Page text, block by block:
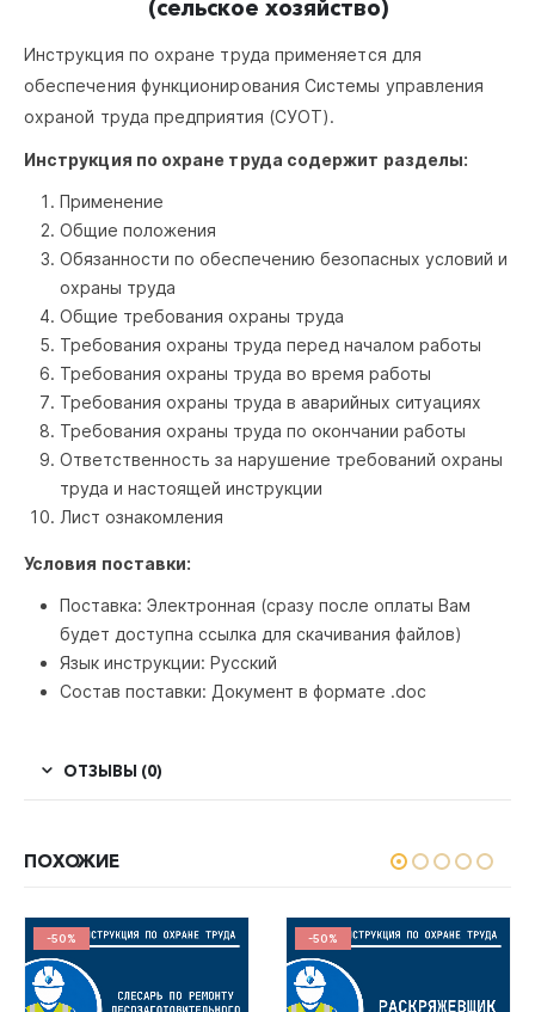
(сельское хозяйство)
Инструкция по охране труда применяется для
обеспечения функционирования Системы управления
охраной труда предприятия (СУОТ).
Инструкция по охране труда содержит разделы:
Применение
Общие положения
Обязанности по обеспечению безопасных условий и
охраны труда
Общие требования охраны труда
Требования охраны труда перед началом работы
Требования охраны труда во время работы
Требования охраны труда в аварийных ситуациях
Требования охраны труда по окончании работы
Ответственность за нарушение требований охраны
труда и настоящей инструкции
Лист ознакомления
Условия поставки:
Поставка: Электронная (сразу после оплаты Вам
будет доступна ссылка для скачивания файлов)
Язык инструкции: Русский
Состав поставки: Документ в формате .doc
ОТЗЫВЫ (0)
ПОХОЖИЕ
-50% -50%